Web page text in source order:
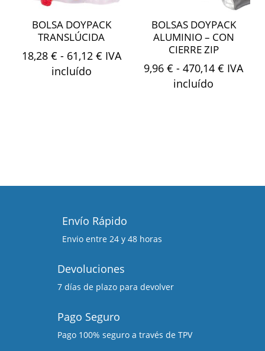
BOLSA DOYPACK
TRANSLÚCIDA
18,28 € - 61,12 €Rango
IVA
incluído
BOLSAS DOYPACK
ALUMINIO – CON
CIERRE ZIP
9,96€ - 470,14€ Rango
IVA
incluído
Envío Rápido
Envio entre 24 y 48 horas
Devoluciones
7 días de plazo para devolver
Pago Seguro
Pago 100% seguro a través de TPV